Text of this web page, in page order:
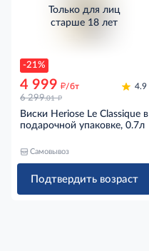
-21%
Только для лиц
старше 18 лет
4 999 д/бт
6 299.01 д
4.9
Виски Heriose Le Classique в
подарочной упаковке, 0.7л
Самовывоз
Подтвердить возраст